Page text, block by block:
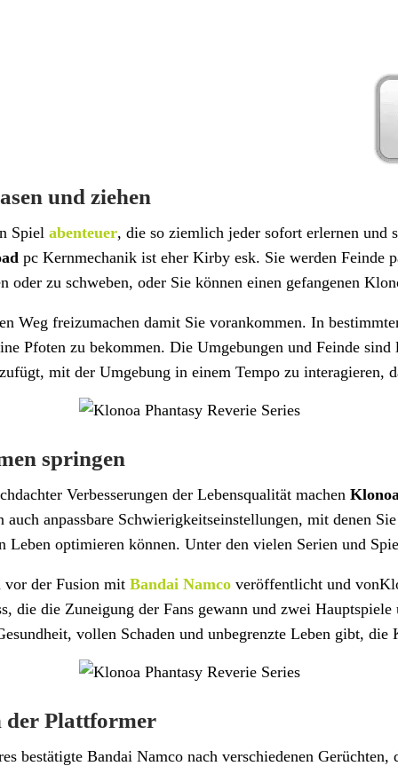
und ziehen
Spiel abenteuer, die so ziemlich jeder sofort erlernen und
pc Kernmechanik ist eher Kirby esk. Sie werden Feinde
oder zu schweben, oder Sie können einen gefangenen
Weg freizumachen damit Sie vorankommen. In
Pfoten zu bekommen. Die Umgebungen und Feinde
mit der Umgebung in einem Tempo zu interagieren,
springen
Verbesserungen der Lebensqualität machen
auch anpassbare Schwierigkeitseinstellungen, mit denen
Leben optimieren können. Unter den vielen Serien und
vor der Fusion mit Bandai Namco veröffentlicht und
die die Zuneigung der Fans gewann und zwei
vollen Schaden und unbegrenzte Leben gibt,
der Plattformer
bestätigte Bandai Namco nach verschiedenen